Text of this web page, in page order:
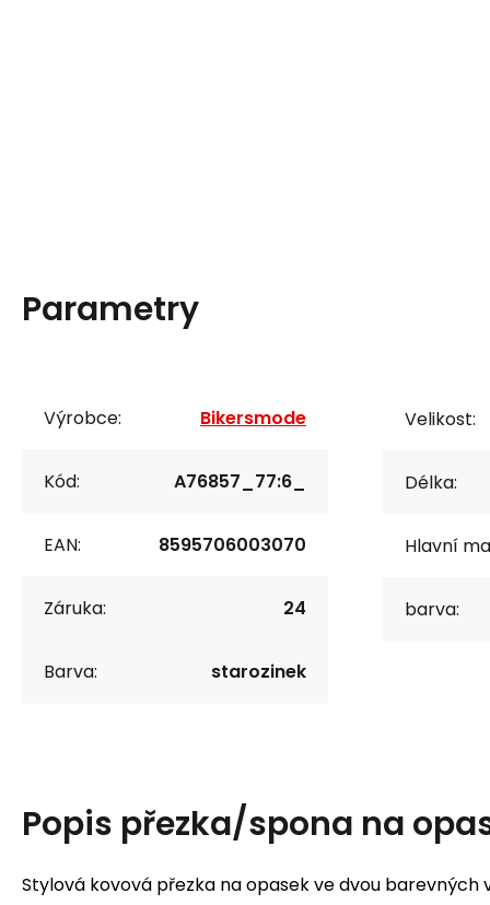
Parametry
Výrobce: Bikersmode
Kód: A76857_77:6_
EAN: 8595706003070
Záruka: 24
Barva: starozinek
Velikost:
Délka:
Hlavní
barva:
Popis přezka/spona na
Stylová kovová přezka na opasek ve dvou